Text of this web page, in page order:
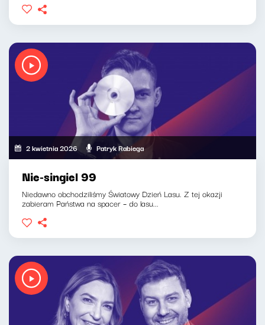
2 kwietnia 2026 Patryk Rabiega
Nie-singiel 99
Niedawno obchodziliśmy Światowy Dzień Lasu. Z tej okazji
zabieram Państwa na spacer – do lasu...